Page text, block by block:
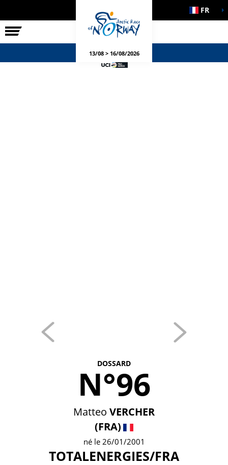
COURSE FR
13/08 > 16/08/2026
DOSSARD
N°96
Matteo VERCHER
(FRA)
né le 26/01/2001
TOTALENERGIES/FRA